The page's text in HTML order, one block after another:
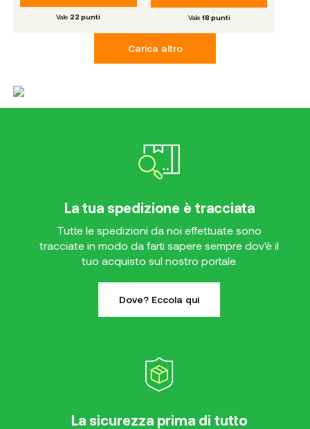
Vale 22 punti Vale 18 punti
Carica altro
La tua spedizione è tracciata
Tutte le spedizioni da noi effettuate sono
tracciate in modo da farti sapere sempre dov'è il
tuo acquisto sul nostro portale.
Dove? Eccola qui
La sicurezza prima di tutto